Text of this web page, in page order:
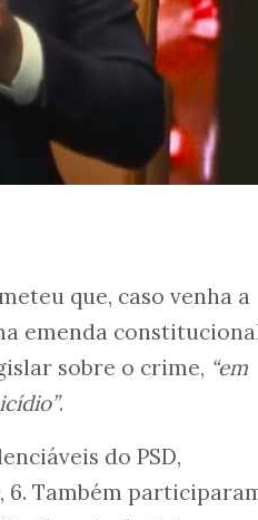
que, caso venha a
emenda
sobre o crime, “em
.
do PSD,
6. Também